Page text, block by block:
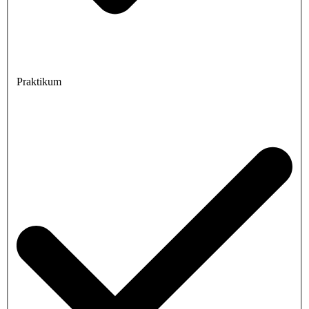
Praktikum